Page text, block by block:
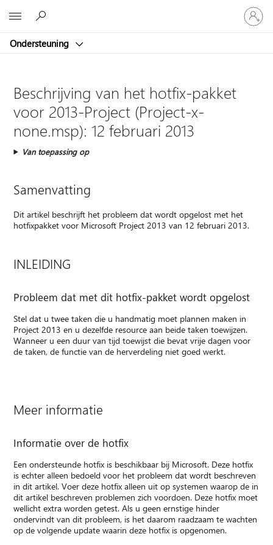
Ondersteuning
Meld
je
aan
je
Beschrijving van het hotfix-pakket
voor 2013-Project (Project-x-
none.msp): 12 februari 2013
Van toepassing op
Samenvatting
Dit artikel beschrijft het probleem dat wordt opgelost met het
hotfixpakket voor Microsoft Project 2013 van 12 februari 2013.
INLEIDING
Probleem dat met dit hotfix-pakket wordt opgelost
Stel dat u twee taken die u handmatig moet plannen maken in
Project 2013 en u dezelfde resource aan beide taken toewijzen.
Wanneer u een duur van tijd toewijst die bevat vrije dagen voor
de taken, de functie van de herverdeling niet goed werkt.
Meer informatie
Informatie over de hotfix
Een ondersteunde hotfix is beschikbaar bij Microsoft. Deze hotfix
is echter alleen bedoeld voor het probleem dat wordt beschreven
in dit artikel. Voer deze hotfix alleen uit op systemen waarop de in
dit artikel beschreven problemen zich voordoen. Deze hotfix moet
wellicht extra worden getest. Als u geen ernstige hinder
ondervindt van dit probleem, is het daarom raadzaam te wachten
op de volgende update waarin deze hotfix is opgenomen.